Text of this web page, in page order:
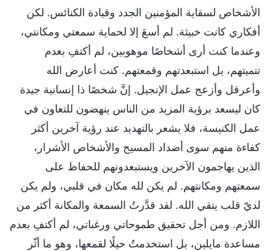
الأشخاص لسقاية المؤمنين الجدد وقيادة الكنائس. لكن
أفكاري كانت خبيثة. لم أسعَ إلا لحماية سمعتي ومكانتي،
وعندما كنت أرى أشخاصًا موهوبين، لم أكتفِ بعدم
تنميتهم، بل استبعدتهم وقمعتهم. كنت أعارض الله
وأعرقل وأزعج عمل الإنجيل. إنَّ شخصًا ذا إنسانية جيدة
كان ليسعد برؤية المزيد من الناس ينهضون للتعاون في
عمل الكنيسة، فلا يشعر بالتهديد عند رؤية آخرين أكثر
كفاءة منهم سوى أضداد المسيح والأشخاص الأشرار،
الذين يهاجمون الآخرين ويستبعدونهم للحفاظ على
سمعتهم ومكانتهم. لم يكن لله مكان في قلبي، ولم يكن
لديّ قلب يتقي الله. لقد قدَّرتُ السمعة والمكانة أكثر من
اللازم. ومن أجل تحقيق طموحاتي ورغباتي، لم أكتفِ بعدم
مساعدة مايلين، بل استخدمتُ حيلًا لقمعها، وهو ما أثّر